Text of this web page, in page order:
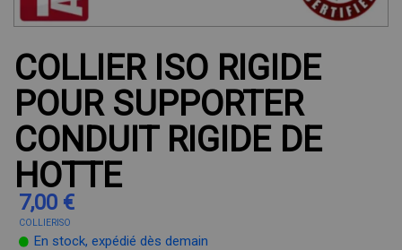
COLLIER ISO RIGIDE
POUR SUPPORTER
CONDUIT RIGIDE DE
HOTTE
7,00 €
COLLIERISO
En stock, expédié dès demain